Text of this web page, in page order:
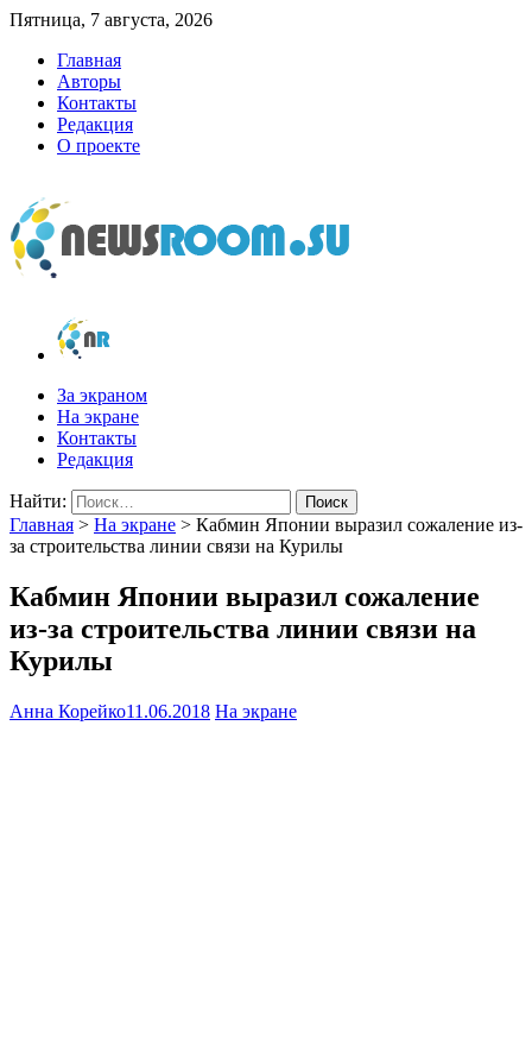
Пятница, 7 августа, 2026
Главная
Авторы
Контакты
Редакция
О проекте
newsroom.su
Новости о новостях
За экраном
На экране
Контакты
Редакция
Найти:
Главная > На экране > Кабмин Японии выразил сожаление из-
за строительства линии связи на Курилы
Кабмин Японии выразил сожаление
из-за строительства линии связи на
Курилы
Анна Корейко11.06.2018 На экране